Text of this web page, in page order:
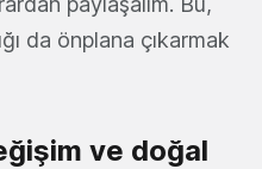
da önplana çıkarmak
ve doğal